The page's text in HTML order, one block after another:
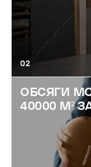
02
ОБСЯГИ
40000 М²